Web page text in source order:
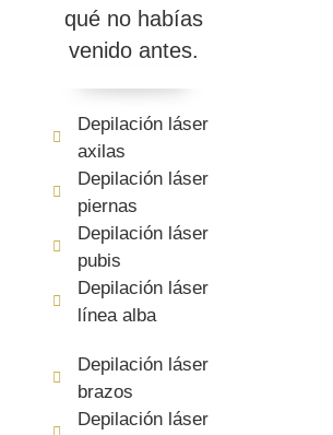
qué no habías
venido antes.
Depilación láser
axilas
Depilación láser
piernas
Depilación láser
pubis
Depilación láser
línea alba
Depilación láser
brazos
Depilación láser